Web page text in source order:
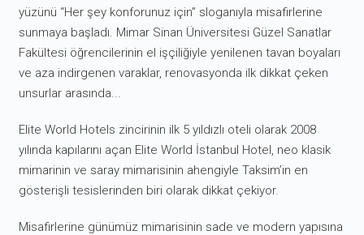
yüzünü “Her şey konforunuz için” sloganıyla misafirlerine
sunmaya başladı. Mimar Sinan Üniversitesi Güzel Sanatlar
Fakültesi öğrencilerinin el işçiliğiyle yenilenen tavan boyaları
ve aza indirgenen varaklar, renovasyonda ilk dikkat çeken
unsurlar arasında...
Elite World Hotels zincirinin ilk 5 yıldızlı oteli olarak 2008
yılında kapılarını açan Elite World İstanbul Hotel, neo klasik
mimarinin ve saray mimarisinin ahengiyle Taksim’in en
gösterişli tesislerinden biri olarak dikkat çekiyor.
Misafirlerine günümüz mimarisinin sade ve modern yapısına